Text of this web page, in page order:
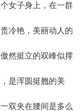
女子身上，在一群
冷艳，美丽动人的
然挺立的双峰似撑
是浑圆挺翘的美
双夹在腰间是多么